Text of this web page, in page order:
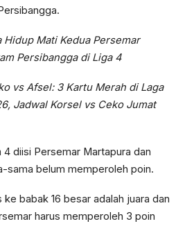
Hidup Mati Kedua Persemar
Persibangga di Liga 4
vs Afsel: 3 Kartu Merah di Laga
Jadwal Korsel vs Ceko Jumat
4 diisi Persemar Martapura dan
sama belum memperoleh poin.
babak 16 besar adalah juara dan
harus memperoleh 3 poin